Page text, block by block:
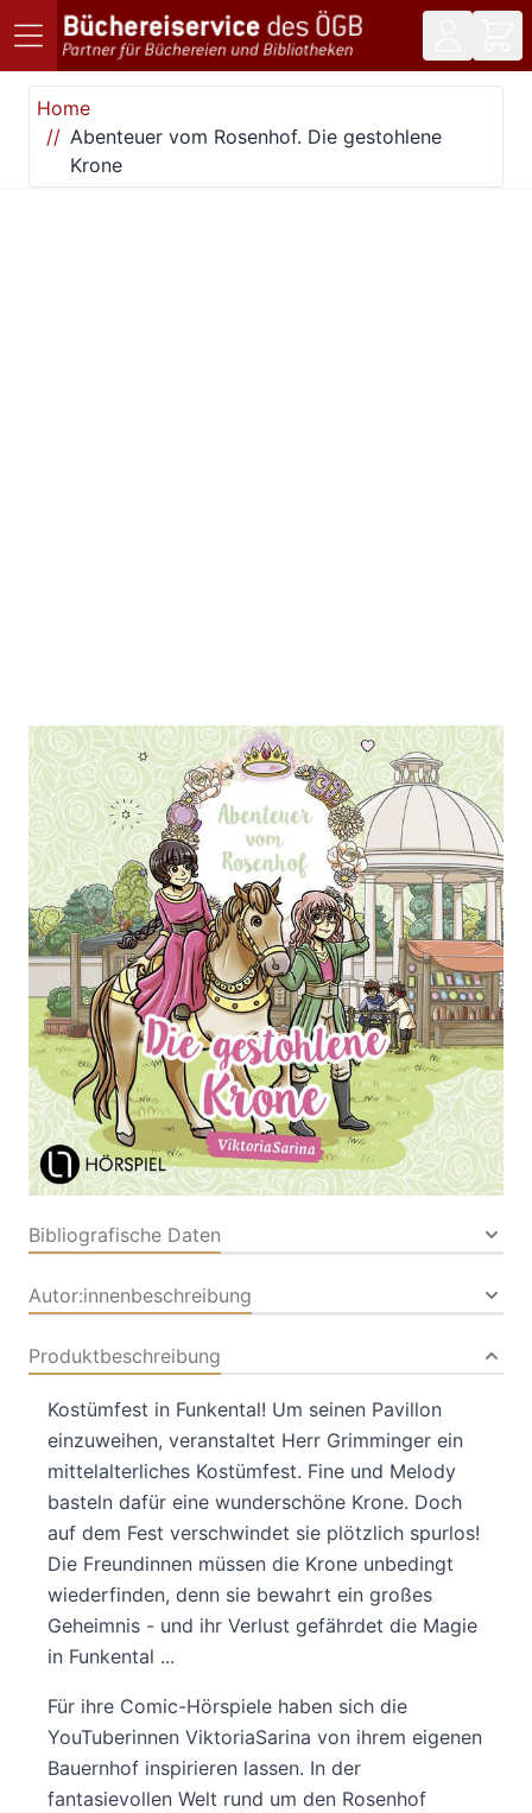
Direkt zum Inhalt
Home
Abenteuer vom Rosenhof. Die gestohlene
Krone
Abenteuer vom Rosenhof. Die
gestohlene Krone
Zur Wunschliste hinzufügen
Folge 06. Hörspiel.
Verlag: Lübbe Audio 01.06.2026
Audio-CD Audio-CD
ISBN: 978-3-78578766-
3
Bibliografische Daten
Autor:innenbeschreibung
Produktbeschreibung
Kostümfest in Funkental! Um seinen Pavillon
einzuweihen, veranstaltet Herr Grimminger ein
mittelalterliches Kostümfest. Fine und Melody
basteln dafür eine wunderschöne Krone. Doch
auf dem Fest verschwindet sie plötzlich spurlos!
Die Freundinnen müssen die Krone unbedingt
wiederfinden, denn sie bewahrt ein großes
Geheimnis - und ihr Verlust gefährdet die Magie
in Funkental ...
Für ihre Comic-Hörspiele haben sich die
YouTuberinnen ViktoriaSarina von ihrem eigenen
Bauernhof inspirieren lassen. In der
fantasievollen Welt rund um den Rosenhof